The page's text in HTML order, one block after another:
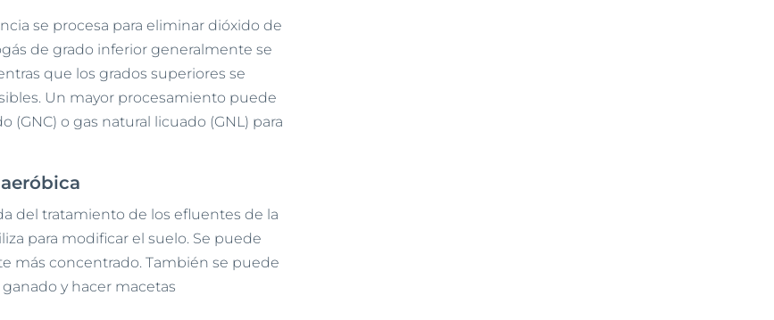
se procesa para eliminar dióxido de
de grado inferior generalmente se
que los grados superiores se
Un mayor procesamiento puede
o gas natural licuado (GNL) para
del tratamiento de los efluentes de la
para modificar el suelo. Se puede
más concentrado. También se puede
y hacer macetas